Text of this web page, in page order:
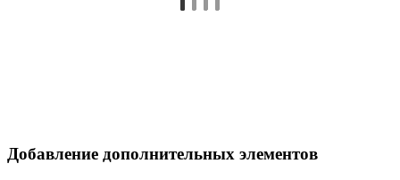
Добавление дополнительных элементов